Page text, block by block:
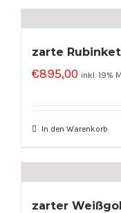
zarte
€895,00 inkl. 19%
In den Warenkorb
zarter